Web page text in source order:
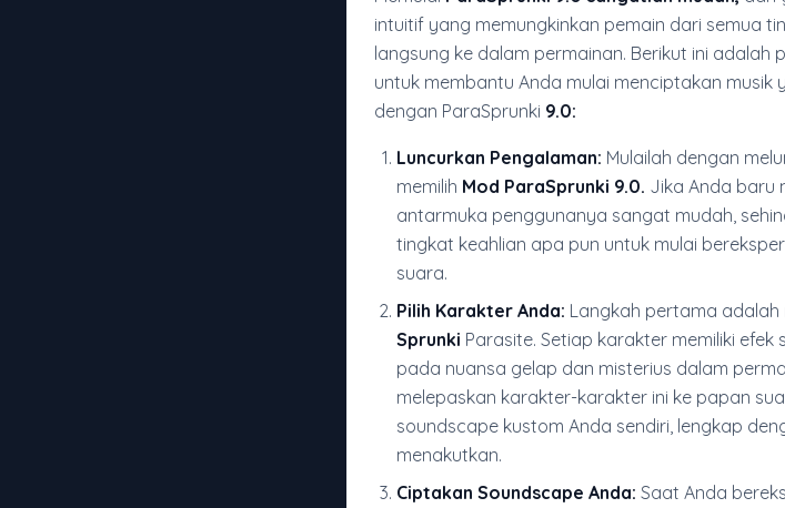
intuitif yang memungkinkan pemain dari semua
langsung ke dalam permainan. Berikut ini adalah
untuk membantu Anda mulai menciptakan
dengan ParaSprunki 9.0:
Luncurkan Pengalaman: Mulailah dengan
memilih Mod ParaSprunki 9.0. Jika Anda baru
antarmuka penggunanya sangat mudah,
tingkat keahlian apa pun untuk mulai
suara.
Pilih Karakter Anda: Langkah pertama adalah
Sprunki Parasite. Setiap karakter memiliki
pada nuansa gelap dan misterius dalam
melepaskan karakter-karakter ini ke papan
soundscape kustom Anda sendiri, lengkap
menakutkan.
Ciptakan Soundscape Anda: Saat Anda